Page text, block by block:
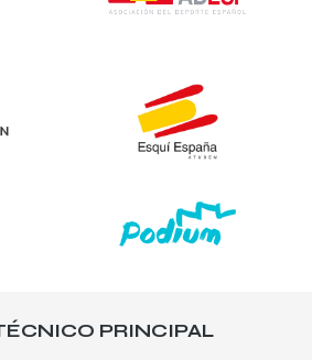
PRINCIPAL